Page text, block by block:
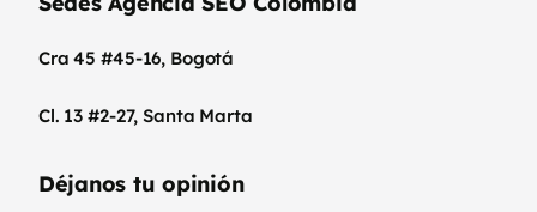
Cra 45 #45-16, Bogotá
Cl. 13 #2-27, Santa Marta
Déjanos tu opinión